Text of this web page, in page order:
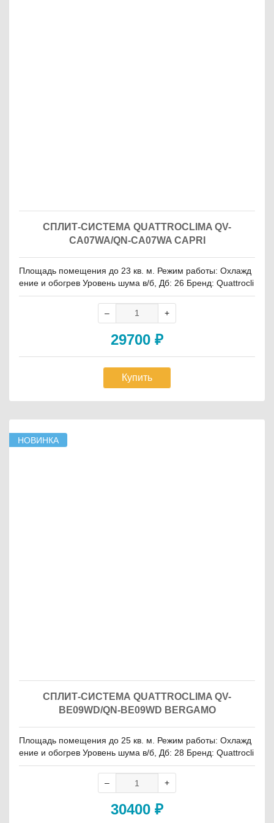
СПЛИТ-СИСТЕМА QUATTROCLIMA QV-
CA07WA/QN-CA07WA CAPRI
Площадь помещения до 23 кв. м. Режим работы: Охлажд
ение и обогрев Уровень шума в/б, Дб: 26 Бренд: Quattrocli
ma
29700 ₽
Купить
НОВИНКА
СПЛИТ-СИСТЕМА QUATTROCLIMA QV-
BE09WD/QN-BE09WD BERGAMO
Площадь помещения до 25 кв. м. Режим работы: Охлажд
ение и обогрев Уровень шума в/б, Дб: 28 Бренд: Quattrocli
ma
30400 ₽